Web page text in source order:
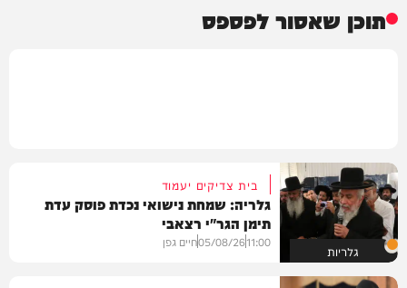
תוכן שאסור לפספס
גלריות
בית צדיקים יעמוד
גלריה: שמחת נישואי נכדת פוסק עדת
תימן הגר"י רצאבי
11:00
05/08/26חיים גפן